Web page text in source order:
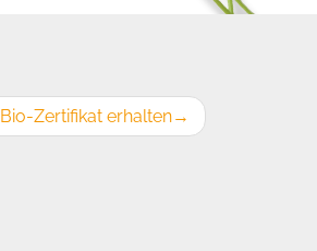
Bio-Zertifikat erhalten→